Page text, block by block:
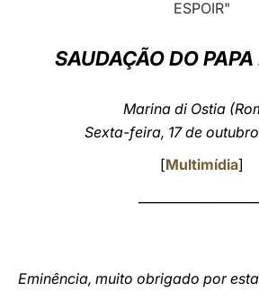
ESPOIR"
SAUDAÇÃO DO
Marina di Ostia
Sexta-feira, 17 de
[Multimídia]
Eminência, muito obrigado por